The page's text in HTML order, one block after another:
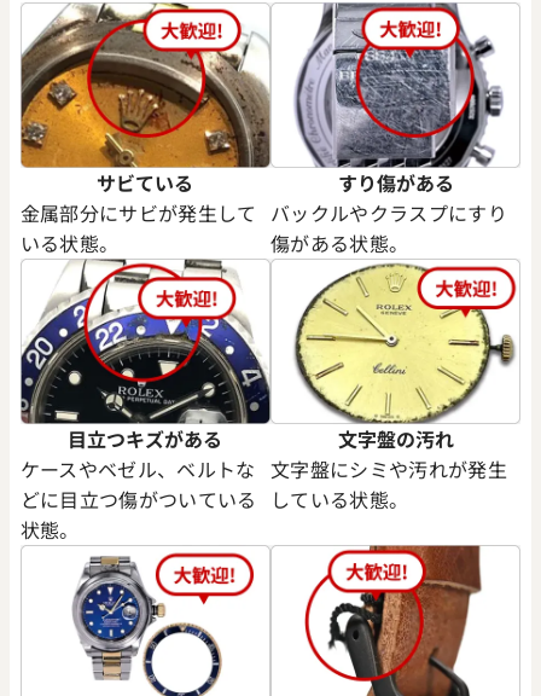
イトジャスト 41 126333 シ
時点の参考買取価格です
ロレックス デイトジャスト
ク 126333
参考買取価格
1,974,000円
※2024年6月9日時点の参考買
サビている
金属部分にサビが発生して
いる状態。
すり傷がある
バックルやクラスプにすり
傷がある状態。
目立つキズがある
ケースやベゼル、ベルトな
どに目立つ傷がついている
状態。
文字盤の汚れ
文字盤にシミや汚れが発生
している状態。